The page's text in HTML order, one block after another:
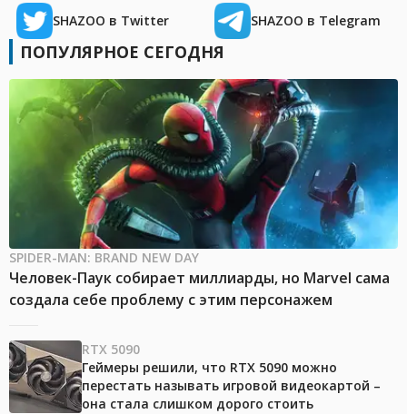
SHAZOO в Twitter SHAZOO в Telegram
ПОПУЛЯРНОЕ СЕГОДНЯ
SPIDER-MAN: BRAND NEW DAY
Человек-Паук собирает миллиарды, но Marvel сама
создала себе проблему с этим персонажем
RTX 5090
Геймеры решили, что RTX 5090 можно
перестать называть игровой видеокартой –
она стала слишком дорого стоить